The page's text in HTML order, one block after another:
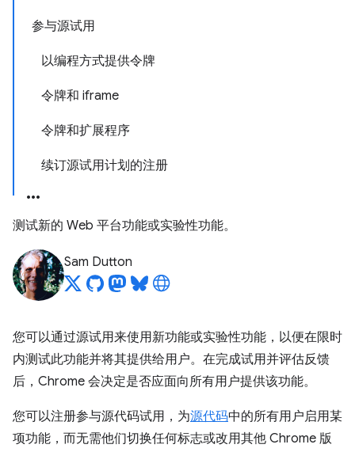
参与源试用
以编程方式提供令牌
令牌和 iframe
令牌和扩展程序
续订源试用计划的注册
测试新的 Web 平台功能或实验性功能。
Sam Dutton
您可以通过源试用来使用新功能或实验性功能，以便在限时
内测试此功能并将其提供给用户。在完成试用并评估反馈
后，Chrome 会决定是否应面向所有用户提供该功能。
您可以注册参与源代码试用，为源代码中的所有用户启用某
项功能，而无需他们切换任何标志或改用其他 Chrome 版